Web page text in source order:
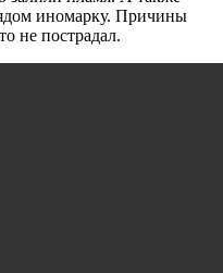
иномарку. Причины
не пострадал.